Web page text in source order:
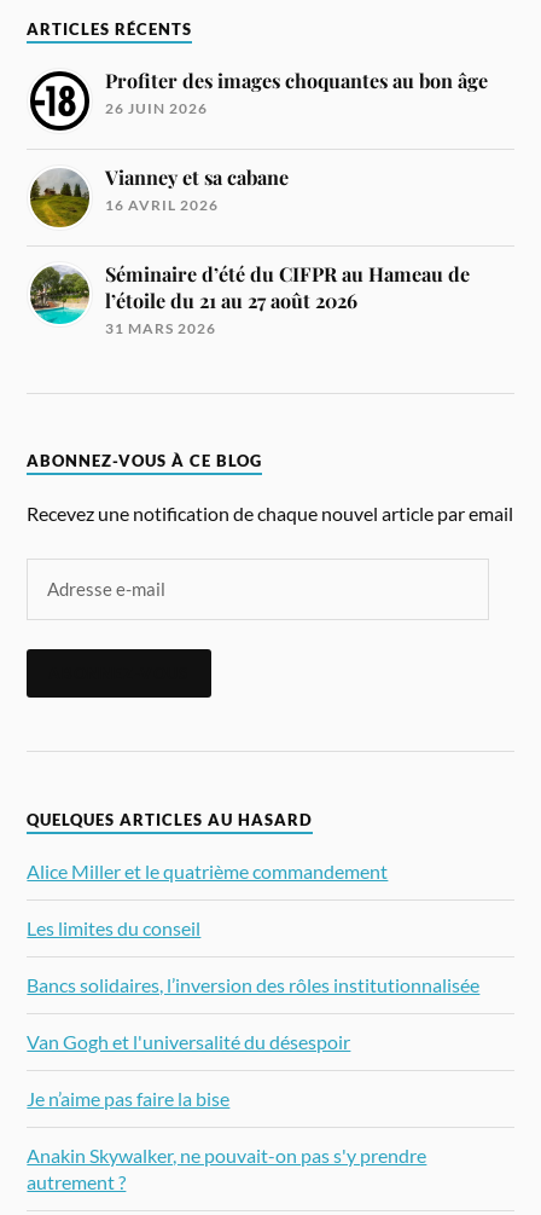
ARTICLES RÉCENTS
Profiter des images choquantes au bon âge
26 JUIN 2026
Vianney et sa cabane
16 AVRIL 2026
Séminaire d’été du CIFPR au Hameau de
l’étoile du 21 au 27 août 2026
31 MARS 2026
ABONNEZ-VOUS À CE BLOG
Recevez une notification de chaque nouvel article par email
QUELQUES ARTICLES AU HASARD
Alice Miller et le quatrième commandement
Les limites du conseil
Bancs solidaires, l’inversion des rôles institutionnalisée
Van Gogh et l'universalité du désespoir
Je n’aime pas faire la bise
Anakin Skywalker, ne pouvait-on pas s'y prendre
autrement ?